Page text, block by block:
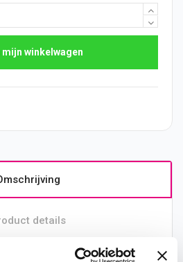
mijn winkelwagen
details